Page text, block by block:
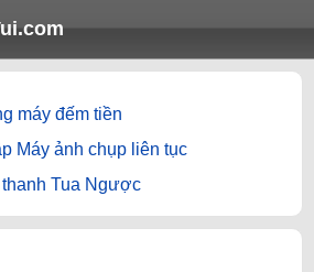
máy đếm tiền
Máy ảnh chụp liên tục
Tua Ngược